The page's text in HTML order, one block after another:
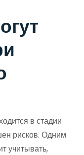
в стадии
рисков. Одним
учитывать,